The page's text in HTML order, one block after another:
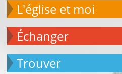
L'église et moi
échanger
Trouver